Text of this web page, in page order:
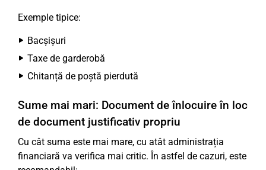
Exemple tipice:
Bacșișuri
Taxe de garderobă
Chitanță de poștă pierdută
Sume mai mari: Document de înlocuire în loc
de document justificativ propriu
Cu cât suma este mai mare, cu atât administrația
financiară va verifica mai critic. În astfel de cazuri, este